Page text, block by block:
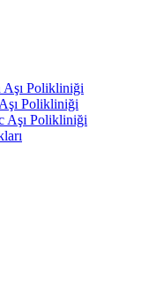
Polikliniği
Polikliniği
Aşı Polikliniği